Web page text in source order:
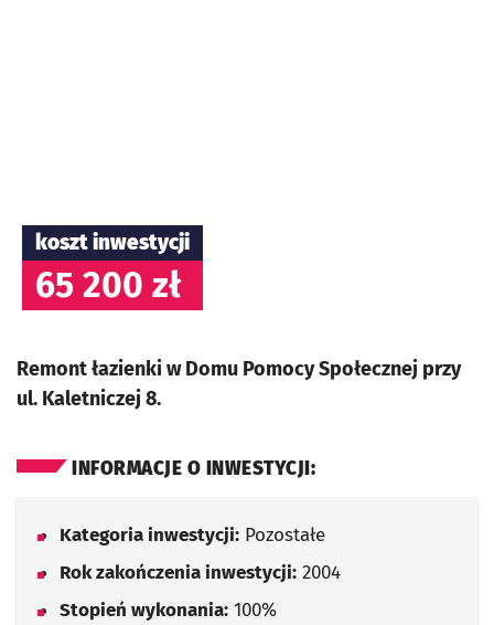
koszt inwestycji
65 200 zł
Remont łazienki w Domu Pomocy Społecznej przy
ul. Kaletniczej 8.
INFORMACJE O INWESTYCJI:
Kategoria inwestycji: Pozostałe
Rok zakończenia inwestycji: 2004
Stopień wykonania: 100%